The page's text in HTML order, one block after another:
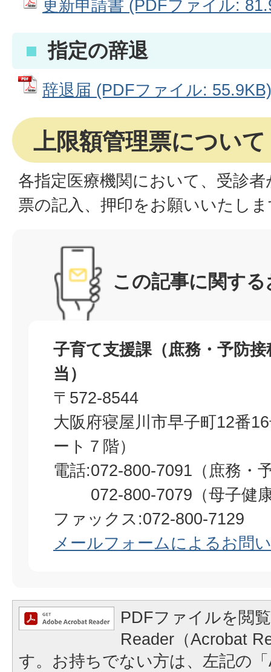
更新申請書 (PDFファイル:
指定の辞退
辞退届 (PDFファイル: 55.9KB)
上限額管理票について
各指定医療機関において、受診
票の記入、押印をお願いいたし
この記事に関す
子育て支援課（庶務・予防
当）
〒572-8544
大阪府寝屋川市早子町12番
ート７階）
電話:072-800-7091（庶務・
072-800-7079（母子健
ファックス:072-800-7129
メールフォームによるお問
PDFファイルを閲
Reader（Acrobat
す。お持ちでない方は、左記の